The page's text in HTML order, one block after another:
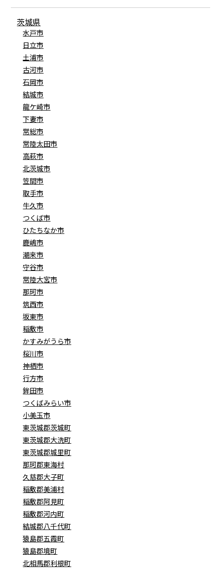
茨城県
水戸市
日立市
土浦市
古河市
石岡市
結城市
龍ケ崎市
下妻市
常総市
常陸太田市
高萩市
北茨城市
笠間市
取手市
牛久市
つくば市
ひたちなか市
鹿嶋市
潮来市
守谷市
常陸大宮市
那珂市
筑西市
坂東市
稲敷市
かすみがうら市
桜川市
神栖市
行方市
鉾田市
つくばみらい市
小美玉市
東茨城郡茨城町
東茨城郡大洗町
東茨城郡城里町
那珂郡東海村
久慈郡大子町
稲敷郡美浦村
稲敷郡阿見町
稲敷郡河内町
結城郡八千代町
猿島郡五霞町
猿島郡境町
北相馬郡利根町